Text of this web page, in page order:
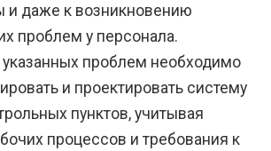
и даже к возникновению
проблем у персонала.
проблем необходимо
и проектировать систему
пунктов, учитывая
процессов и требования к